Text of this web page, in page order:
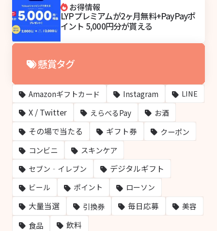
お得情報
LYPプレミアムが2ヶ月無料+PayPayポ
イント 5,000円分が貰える
懸賞タグ
Amazonギフトカード Instagram LINE
X / Twitter えらべるPay お酒
その場で当たる ギフト券
クーポン
コンビニ
スキンケア
セブン‐イレブン デジタルギフト
ビール ポイント ローソン
大量当選 引換券 毎日応募 美容
食品 飲料